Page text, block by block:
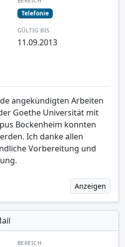
Telefonie
GÜLTIG BIS
11.09.2013
angekündigten Arbeiten
Goethe Universität mit
Bockenheim konnten
Ich danke allen
Vorbereitung und
Anzeigen
BEREICH